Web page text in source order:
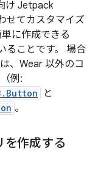
け Jetpack
せてカスタマイズ
に作成できる
ることです。 場合
、Wear 以外のコ
例:
と
。
作成する